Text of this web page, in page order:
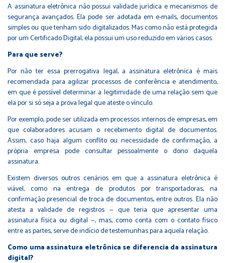
A assinatura eletrônica não possui validade jurídica e mecanismos de
segurança avançados. Ela pode ser adotada em e-mails, documentos
simples ou que tenham sido digitalizados. Mas como não está protegida
por um Certificado Digital, ela possui um uso reduzido em vários casos.
Para que serve?
Por não ter essa prerrogativa legal, a assinatura eletrônica é mais
recomendada para agilizar processos de conferência e atendimento,
em que é possível determinar a legitimidade de uma relação sem que
ela por si só seja a prova legal que ateste o vínculo.
Por exemplo, pode ser utilizada em processos internos de empresas, em
que colaboradores acusam o recebimento digital de documentos.
Assim, caso haja algum conflito ou necessidade de confirmação, a
própria empresa pode consultar pessoalmente o dono daquela
assinatura.
Existem diversos outros cenários em que a assinatura eletrônica é
viável, como na entrega de produtos por transportadoras, na
confirmação presencial de troca de documentos, entre outros. Ela não
atesta a validade de registros — que teria que apresentar uma
assinatura física ou digital —, mas, como conta com o contato físico
entre as partes, serve de indício de testemunhas para aquela relação.
Como uma assinatura eletrônica se diferencia da assinatura
digital?